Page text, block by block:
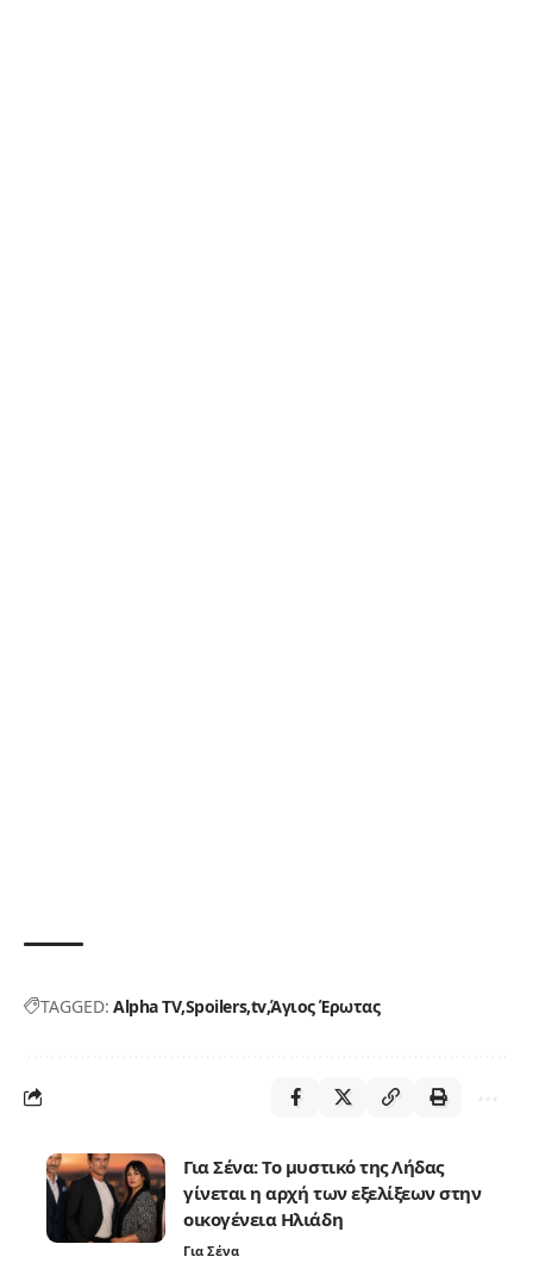
TAGGED: Alpha TVSpoilers tvΆγιος Έρωτας
Για Σένα: Το μυστικό της Λήδας
γίνεται η αρχή των εξελίξεων στην
οικογένεια Ηλιάδη
Για Σένα